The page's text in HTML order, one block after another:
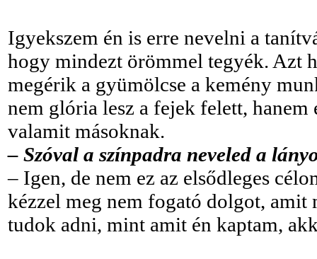
Igyekszem én is erre nevelni a
hogy mindezt örömmel tegyék. Azt
megérik a gyümölcse a kemény
nem glória lesz a fejek felett, hanem
valamit másoknak.
– Szóval a színpadra neveled a
– Igen, de nem ez az elsődleges
kézzel meg nem fogató dolgot, amit
tudok adni, mint amit én kaptam,